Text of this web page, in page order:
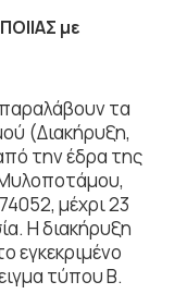
με
τα
(Διακήρυξη,
την έδρα της
μέχρι 23
Η διακήρυξη
εγκεκριμένο
τύπου Β.